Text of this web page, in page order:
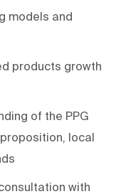
models and
products growth
of the PPG
local
with